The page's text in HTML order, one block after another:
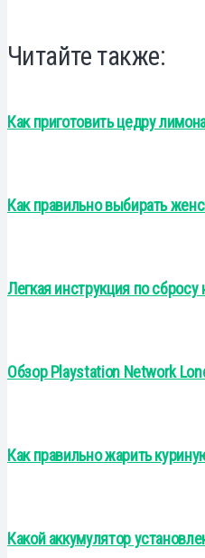
Читайте также:
Как приготовить цедру
Как правильно выбирать
Легкая инструкция по
Обзор Playstation Network
Как правильно жарить
Какой аккумулятор